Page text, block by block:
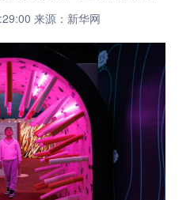
网评
全球连线 教育
量子 体育
健康
图片
金融 汽车
来源：新华网